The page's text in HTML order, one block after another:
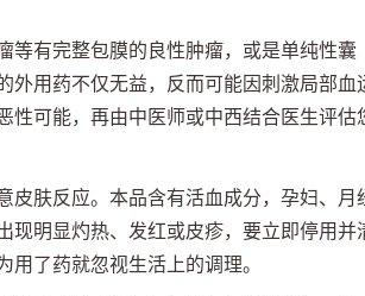
等有完整包膜的良性肿瘤，或是单纯性囊
外用药不仅无益，反而可能因刺激局部血
性可能，再由中医师或中西结合医生评估
皮肤反应。本品含有活血成分，孕妇、月
现明显灼热、发红或皮疹，要立即停用并
了药就忽视生活上的调理。